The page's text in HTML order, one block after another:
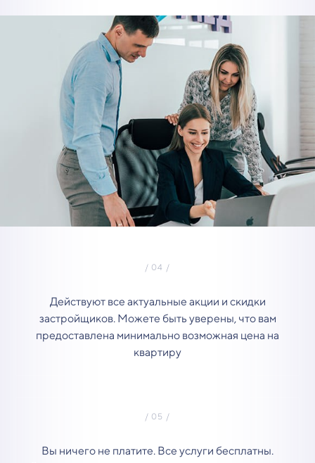
Действуют все актуальные акции и скидки
застройщиков. Можете быть уверены, что вам
предоставлена минимально возможная цена на
квартиру
Вы ничего не платите. Все услуги бесплатны.